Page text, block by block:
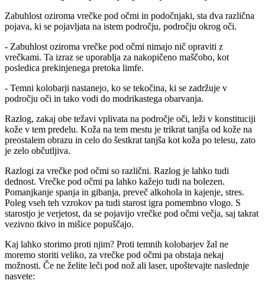
Zabuhlost oziroma vrečke pod očmi in podočnjaki, sta dva različna
pojava, ki se pojavljata na istem področju, področju okrog oči.
- Zabuhlost oziroma vrečke pod očmi nimajo nič opraviti z
vrečkami. Ta izraz se uporablja za nakopičeno maščobo, kot
posledica prekinjenega pretoka limfe.
- Temni kolobarji nastanejo, ko se tekočina, ki se zadržuje v
področju oči in tako vodi do modrikastega obarvanja.
Razlog, zakaj obe težavi vplivata na področje oči, leži v konstituciji
kože v tem predelu. Koža na tem mestu je trikrat tanjša od kože na
preostalem obrazu in celo do šestkrat tanjša kot koža po telesu, zato
je zelo občutljiva.
Razlogi za vrečke pod očmi so različni. Razlog je lahko tudi
dednost. Vrečke pod očmi pa lahko kažejo tudi na bolezen.
Pomanjkanje spanja in gibanja, preveč alkohola in kajenje, stres.
Poleg vseh teh vzrokov pa tudi starost igra pomembno vlogo. S
starostjo je verjetost, da se pojavijo vrečke pod očmi večja, saj takrat
vezivno tkivo in mišice popuščajo.
Kaj lahko storimo proti njim? Proti temnih kolobarjev žal ne
moremo storiti veliko, za vrečke pod očmi pa obstaja nekaj
možnosti. Če ne želite leči pod nož ali laser, upoštevajte naslednje
nasvete: